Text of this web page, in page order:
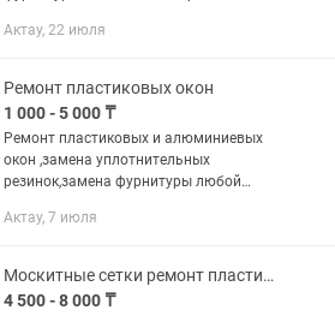
Звоните по умеренным ценам качество
Актау, 22 июля
Ремонт пластиковых окон
1 000 - 5 000 ₸
Ремонт пластиковых и алюминиевых
окон ,замена уплотнительных
резинок,замена фурнитуры любой
детей,изготовление и установка
любого типа...
Актау, 7 июля
Москитные сетки ремонт пластиковых окон
4 500 - 8 000 ₸